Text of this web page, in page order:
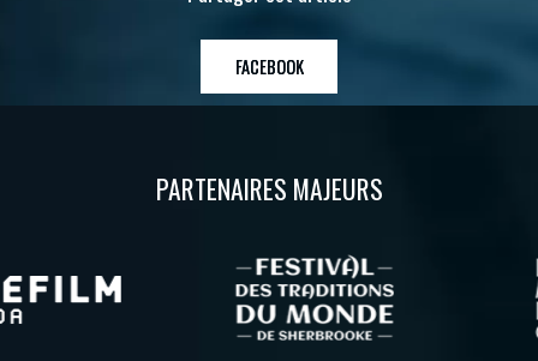
FACEBOOK
PARTENAIRES MAJEURS